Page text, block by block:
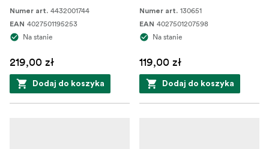
Numer art. 4432001744
EAN 4027501195253
Na stanie
219,00 zł
Dodaj do koszyka
Numer art. 130651
EAN 4027501207598
Na stanie
119,00 zł
Dodaj do koszyka